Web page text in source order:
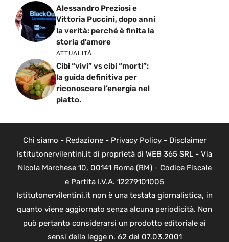
Alessandro Preziosi e
Vittoria Puccini, dopo anni
la verità: perché è finita la
storia d’amore
ATTUALITÁ
Cibi “vivi” vs cibi “morti”:
la guida definitiva per
riconoscere l’energia nel
piatto.
Chi siamo - Redazione- Privacy Policy- Disclaimer
Istitutonervilentini.it di proprietà di WEB 365 SRL - Via
Nicola Marchese 10, 00141 Roma (RM) - Codice Fiscale
e Partita I.V.A. 12279101005
Istitutonervilentini.it non è una testata giornalistica, in
quanto viene aggiornato senza alcuna periodicità. Non
può pertanto considerarsi un prodotto editoriale ai
sensi della legge n. 62 del 07.03.2001